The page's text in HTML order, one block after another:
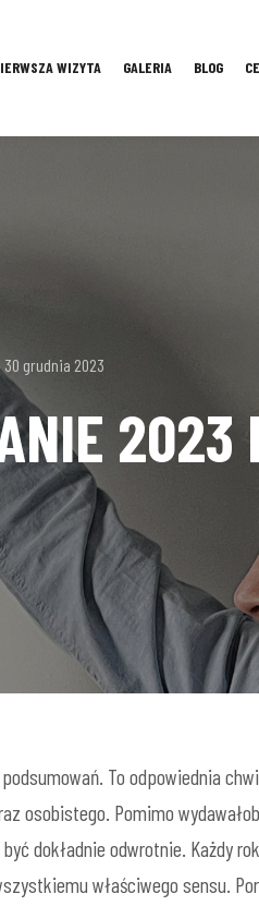
WIZYTA GALERIA BLOG
30 grudnia 2023
2023
To odpowiednia
osobistego. Pomimo
dokładnie odwrotnie. Każdy
właściwego sensu.